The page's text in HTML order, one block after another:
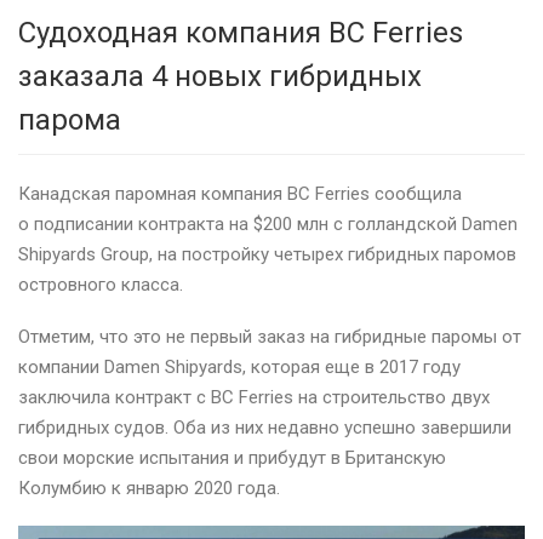
Судоходная компания BC Ferries
заказала 4 новых гибридных
парома
Канадская паромная компания BC Ferries сообщила
о подписании контракта на $200 млн с голландской Damen
Shipyards Group, на постройку четырех гибридных паромов
островного класса.
Отметим, что это не первый заказ на гибридные паромы от
компании Damen Shipyards, которая еще в 2017 году
заключила контракт с BC Ferries на строительство двух
гибридных судов. Оба из них недавно успешно завершили
свои морские испытания и прибудут в Британскую
Колумбию к январю 2020 года.